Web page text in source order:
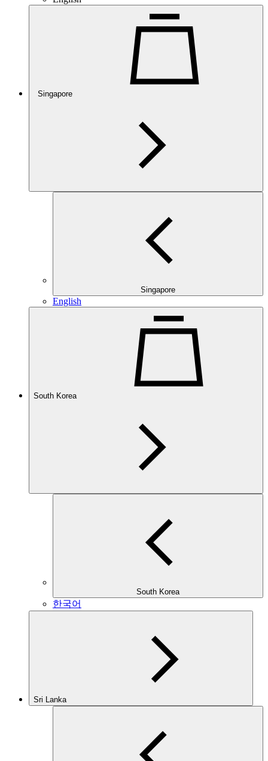
Singapore
Singapore
English
South Korea
South Korea
한국어
Sri Lanka